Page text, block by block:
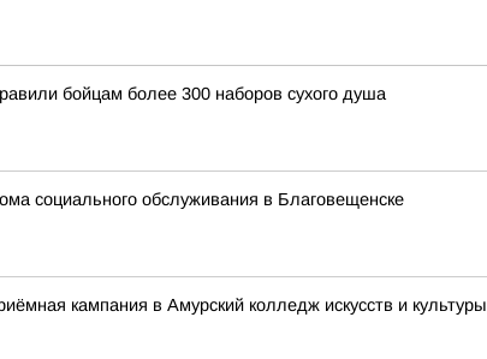
бойцам более 300 наборов сухого душа
социального обслуживания в Благовещенске
кампания в Амурский колледж искусств и культуры